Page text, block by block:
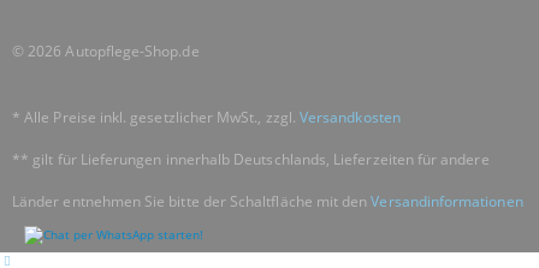
* Alle Preise inkl. gesetzlicher MwSt., zzgl. Versandkosten
** gilt für Lieferungen innerhalb Deutschlands, Lieferzeiten für andere
Länder entnehmen Sie bitte der Schaltfläche mit denVersandinformationen
© 2026 Autopflege-Shop.de